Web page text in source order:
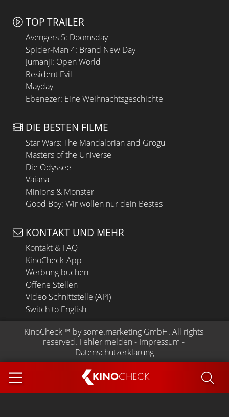
KINOCHECK
TOP TRAILER
Avengers 5: Doomsday
Spider-Man 4: Brand New Day
Jumanji: Open World
Resident Evil
Mayday
Ebenezer: Eine Weihnachtsgeschichte
DIE BESTEN FILME
Star Wars: The Mandalorian and Grogu
Masters of the Universe
Die Odyssee
Vaiana
Minions & Monster
Good Boy: Wir wollen nur dein Bestes
KONTAKT UND MEHR
Kontakt & FAQ
KinoCheck-App
Werbung buchen
Offene Stellen
Video Schnittstelle (API)
Switch to English
KinoCheck ™ by some.marketing GmbH. All rights
reserved. Fehler melden - Impressum -
Datenschutzerklärung